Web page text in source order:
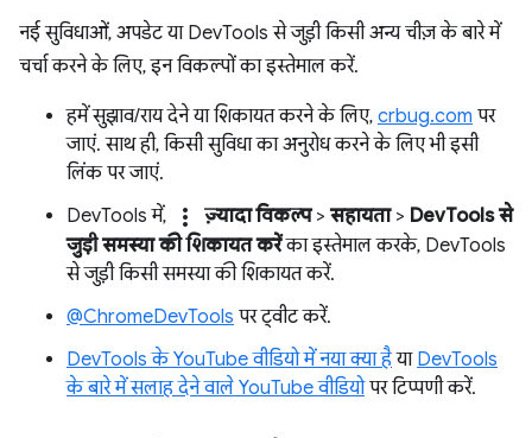
नई सुविधाओं, अपडेट या DevTools से जुड़ी किसी अन्य चीज़ के बारे में
चर्चा करने के लिए, इन विकल्पों का इस्तेमाल करें.
हमें सुझाव/राय देने या शिकायत करने के लिए, crbug.com पर
जाएं. साथ ही, किसी सुविधा का अनुरोध करने के लिए भी इसी
लिंक पर जाएं.
DevTools में,
more_vert ज़्यादा विकल्प> सहायता> DevTools से
जुड़ी समस्या की शिकायत करेंका इस्तेमाल करके, DevTools
से जुड़ी किसी समस्या की शिकायत करें.
@ChromeDevTools पर ट्वीट करें.
DevTools के YouTube वीडियो में नया क्या हैया DevTools
के बारे में सलाह देने वाले YouTube वीडियोपर टिप्पणी करें.